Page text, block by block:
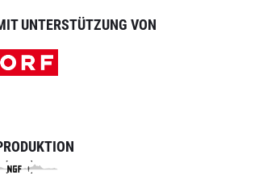
UNTERSTÜTZUNG VON